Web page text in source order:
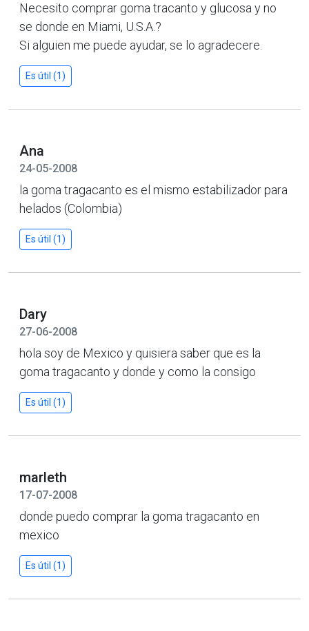
Necesito comprar goma tracanto y glucosa y no
se donde en Miami, U.S.A.?
Si alguien me puede ayudar, se lo agradecere.
Es útil (1)
Ana
24-05-2008
la goma tragacanto es el mismo estabilizador para
helados (Colombia)
Es útil (1)
Dary
27-06-2008
hola soy de Mexico y quisiera saber que es la
goma tragacanto y donde y como la consigo
Es útil (1)
marleth
17-07-2008
donde puedo comprar la goma tragacanto en
mexico
Es útil (1)